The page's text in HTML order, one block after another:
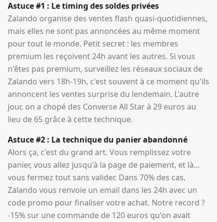
Astuce #1 : Le timing des soldes privées
Zalando organise des ventes flash quasi-quotidiennes,
mais elles ne sont pas annoncées au même moment
pour tout le monde. Petit secret : les membres
premium les reçoivent 24h avant les autres. Si vous
n'êtes pas premium, surveillez les réseaux sociaux de
Zalando vers 18h-19h, c'est souvent à ce moment qu'ils
annoncent les ventes surprise du lendemain. L'autre
jour, on a chopé des Converse All Star à 29 euros au
lieu de 65 grâce à cette technique.
Astuce #2 : La technique du panier abandonné
Alors ça, c'est du grand art. Vous remplissez votre
panier, vous allez jusqu'à la page de paiement, et là...
vous fermez tout sans valider. Dans 70% des cas,
Zalando vous renvoie un email dans les 24h avec un
code promo pour finaliser votre achat. Notre record ?
-15% sur une commande de 120 euros qu'on avait